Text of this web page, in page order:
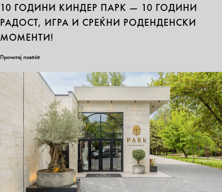
10 ГОДИНИ КИНДЕР ПАРК — 10 ГОДИНИ
РАДОСТ, ИГРА И СРЕЌНИ РОДЕНДЕНСКИ
МОМЕНТИ!
Прочитај повеќе